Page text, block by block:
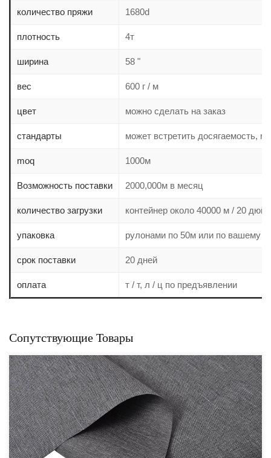
количество пряжи 1680d
плотность 4т
ширина 58 "
вес 600 г / м
цвет можно сделать на заказ
стандарты может встретить досягаемость,
moq 1000м
Возможность поставки 2000,000м в месяц
количество загрузки контейнер около 40000 м / 20
упаковка рулонами по 50м или по вашему
срок поставки 20 дней
оплата т / т, л / ц по предъявлении
Сопутствующие Товары